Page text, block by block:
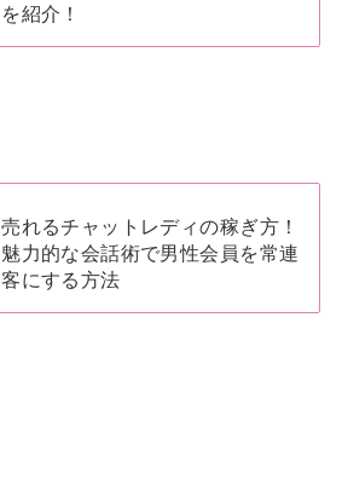
を紹介！
売れるチャットレディの稼ぎ方！
魅力的な会話術で男性会員を常連
客にする方法